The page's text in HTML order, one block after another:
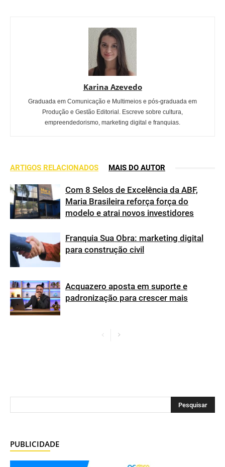
Karina Azevedo
Graduada em Comunicação e Multimeios e pós-graduada em
Produção e Gestão Editorial. Escreve sobre cultura,
empreendedorismo, marketing digital e franquias.
ARTIGOS RELACIONADOS MAIS DO AUTOR
Com 8 Selos de Excelência da ABF,
Maria Brasileira reforça força do
modelo e atrai novos investidores
Franquia Sua Obra: marketing digital
para construção civil
Acquazero aposta em suporte e
padronização para crescer mais
PUBLICIDADE